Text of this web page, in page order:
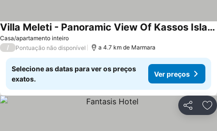
Casa/apartamento inteiro
Villa Meleti - Panoramic View Of Kassos Island
Ver preços
/ Pontuação não disponível a 4.7 km de Marmara
Selecione as datas para ver os preços
exatos.
Ver preços
Partilhar